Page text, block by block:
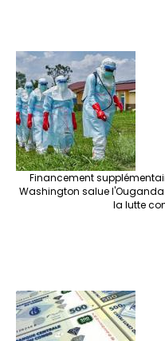
Financement
Washington salue
la lutte